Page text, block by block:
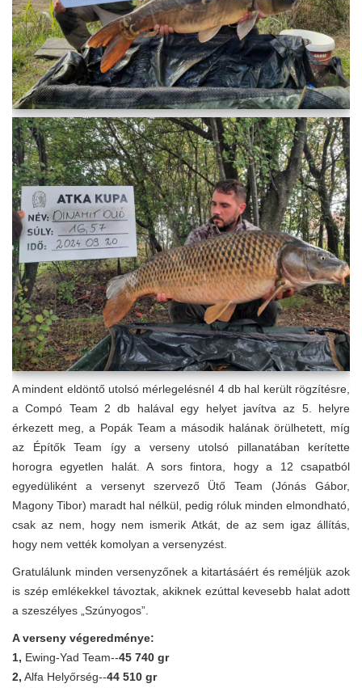
A mindent eldöntő utolsó mérlegelésnél 4 db hal került rögzítésre,
a Compó Team 2 db halával egy helyet javítva az 5. helyre
érkezett meg, a Popák Team a második halának örülhetett, míg
az Építők Team így a verseny utolsó pillanatában kerítette
horogra egyetlen halát. A sors fintora, hogy a 12 csapatból
egyedüliként a versenyt szervező Ütő Team (Jónás Gábor,
Magony Tibor) maradt hal nélkül, pedig róluk minden elmondható,
csak az nem, hogy nem ismerik Atkát, de az sem igaz állítás,
hogy nem vették komolyan a versenyzést.
Gratulálunk minden versenyzőnek a kitartásáért és reméljük azok
is szép emlékekkel távoztak, akiknek ezúttal kevesebb halat adott
a szeszélyes „Szúnyogos”.
A verseny végeredménye:
1, Ewing-Yad Team--45 740 gr
2, Alfa Helyőrség--44 510 gr